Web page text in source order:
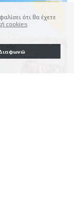
ότι θα έχετε
cookies